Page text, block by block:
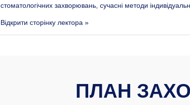
стоматологічних захворювань, сучасні методи
Відкрити сторінку лектора »
ПЛАН